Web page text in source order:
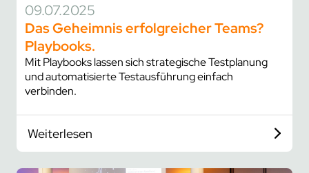
09.07.2025
Das Geheimnis erfolgreicher Teams?
Playbooks.
Mit Playbooks lassen sich strategische Testplanung
und automatisierte Testausführung einfach
verbinden.
Weiterlesen